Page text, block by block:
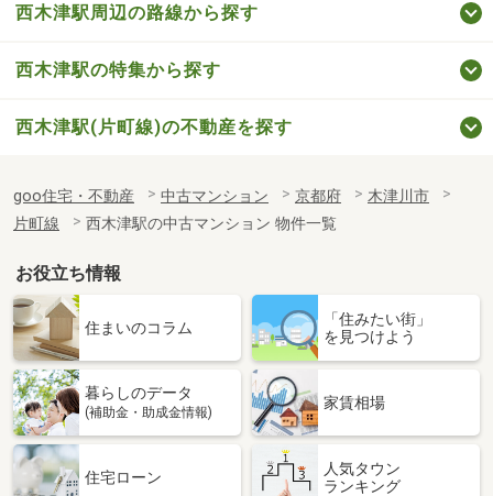
西木津駅周辺の路線から探す
西木津駅の特集から探す
西木津駅(片町線)の不動産を探す
goo住宅・不動産 中古マンション 京都府
木津川市
片町線
西木津駅の中古マンション 物件一覧
お役立ち情報
住まいのコラム
「住みたい街」
を見つけよう
暮らしのデータ
(補助金・助成金情報)
家賃相場
住宅ローン
人気タウン
ランキング